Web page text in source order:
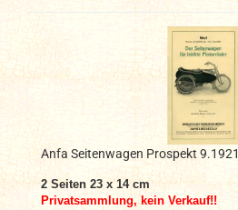
Anfa Seitenwagen Prospekt 9.1921
2 Seiten 23 x 14 cm
Privatsammlung, kein Verkauf!!